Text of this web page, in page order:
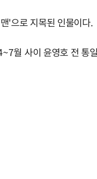
'으로 지목된 인물이다.
월 사이 윤영호 전